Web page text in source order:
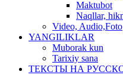
Maktubot
Naqllar,
Video, Audio,Foto
YANGILIKLAR
Muborak kun
Tarixiy sana
ТЕКСТЫ НА